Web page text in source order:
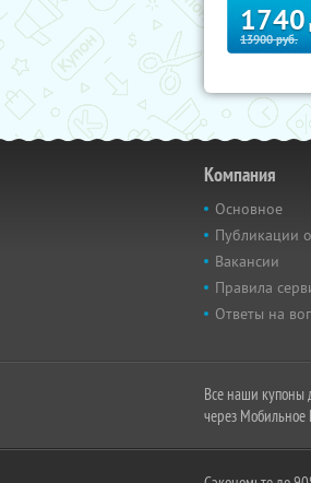
1740
13900руб.
Компания
Основное
Публикации
Вакансии
Правила
Ответы на
Все наши купоны
через